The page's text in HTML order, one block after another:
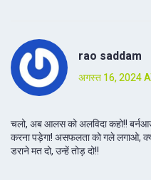
rao saddam
अगस्त 16, 2024
चलो, अब आलस को अलविदा कहो!!
करना पड़ेगा! असफलता को गले लगाओ,
डराने मत दो, उन्हें तोड़ दो!!